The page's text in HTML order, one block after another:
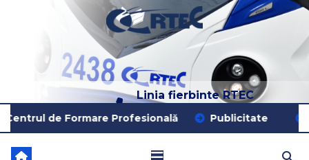
Linia fierbinte RTEC
022 204 205
Formare Profesională Publicitate Excursii